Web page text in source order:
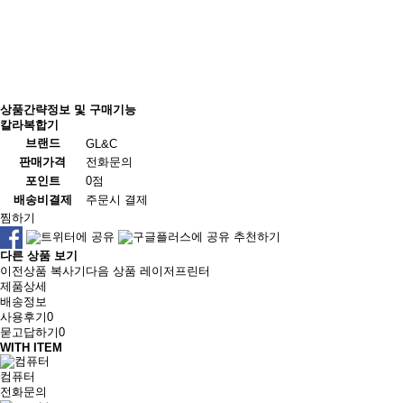
상품간략정보 및 구매기능
칼라복합기
브랜드
GL&C
판매가격
전화문의
포인트
0점
배송비결제
주문시 결제
찜하기
추천하기
다른 상품 보기
이전상품 복사기 다음 상품 레이저프린터
제품상세
배송정보
사용후기0
묻고답하기0
WITH ITEM
컴퓨터
전화문의